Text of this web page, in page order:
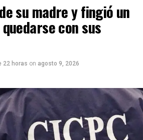
su madre y fingió un
con sus
22 horas on agosto 9, 2026